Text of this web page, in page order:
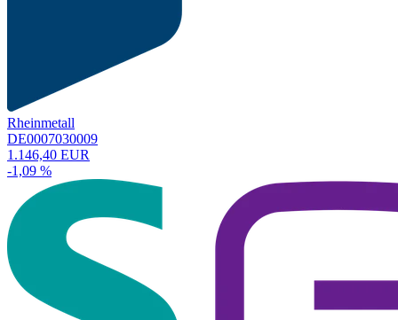
Rheinmetall
DE0007030009
1.146,40 EUR
-1,09 %